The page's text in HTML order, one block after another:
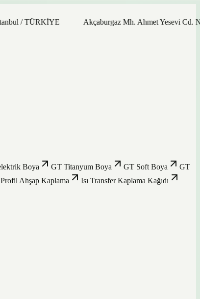
/ TÜRKİYE
Akçaburgaz Mh. Ahmet Yesevi Cd. No:
Boya GT Titanyum Boya GT Soft Boya
GT
Profil Ahşap Kaplama
Isı Transfer Kaplama Kağıdı